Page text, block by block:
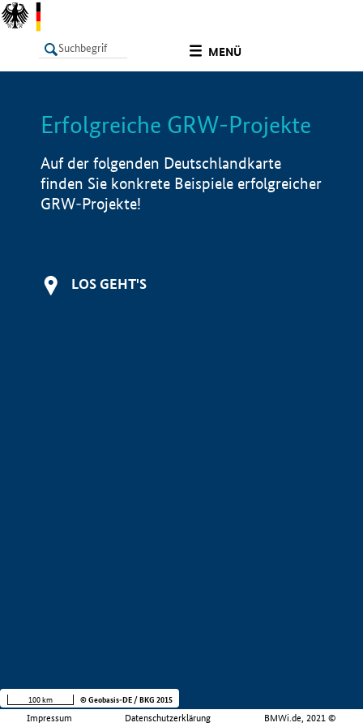
MENÜ
LISTE Info
Erfolgreiche GRW-Projekte
Auf der folgenden Deutschlandkarte
finden Sie konkrete Beispiele erfolgreicher
GRW-Projekte!
LOS GEHT'S
Impressum Datenschutzerklärung BMWi.de, 2021 ©
100 km © Geobasis-DE / BKG 2015